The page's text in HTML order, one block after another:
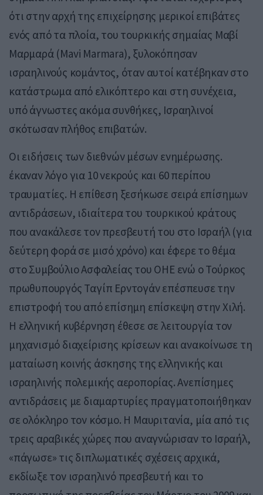
ότι στην αρχή της επιχείρησης μερικοί επιβάτες
ενός από τα πλοία, του τουρκικής σημαίας Μαβί
Μαρμαρά (Mavi Marmara), ξυλοκόπησαν
ισραηλινούς κομάντος, όταν αυτοί κατέβηκαν στο
κατάστρωμα από ελικόπτερο και στη συνέχεια,
υπό άγνωστες ακόμα συνθήκες, Ισραηλινοί
σκότωσαν πλήθος επιβατών.
Οι ειδήσεις των διεθνών μέσων ενημέρωσης.
έκαναν λόγο για 10 νεκρούς και 60 περίπου
τραυματίες. Η επίθεση ξεσήκωσε σειρά επίσημων
αντιδράσεων, ιδιαίτερα του τουρκικού κράτους
που ανακάλεσε τον πρεσβευτή του στο Ισραήλ (για
δεύτερη φορά σε μισό χρόνο) και έφερε το θέμα
στο Συμβούλιο Ασφαλείας του ΟΗΕ ενώ ο Τούρκος
πρωθυπουργός Ταγίπ Ερντογάν επέσπευσε την
επιστροφή του από επίσημη επίσκεψη στην Χιλή.
Η ελληνική κυβέρνηση έθεσε σε λειτουργία τον
μηχανισμό διαχείρισης κρίσεων και ανακοίνωσε τη
ματαίωση κοινής άσκησης της ελληνικής και
ισραηλινής πολεμικής αεροπορίας. Ανεπίσημες
αντιδράσεις με διαμαρτυρίες πραγματοποιήθηκαν
σε ολόκληρο τον κόσμο. Η Μαυριτανία, μία από τις
τρεις αραβικές χώρες που αναγνώρισαν το Ισραήλ,
«πάγωσε» τις διπλωματικές σχέσεις αρχικά,
εκδίωξε τον ισραηλινό πρεσβευτή και το